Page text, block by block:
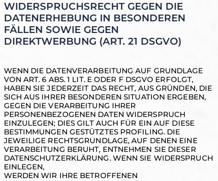
WIDERSPRUCHSRECHT GEGEN DIE
DATENERHEBUNG IN BESONDEREN
FÄLLEN SOWIE GEGEN
DIREKTWERBUNG (ART. 21 DSGVO)
WENN DIE DATENVERARBEITUNG AUF GRUNDLAGE
VON ART. 6 ABS. 1 LIT. E ODER F DSGVO ERFOLGT,
HABEN SIE JEDERZEIT DAS RECHT, AUS GRÜNDEN, DIE
SICH AUS IHRER BESONDEREN SITUATION ERGEBEN,
GEGEN DIE VERARBEITUNG IHRER
PERSONENBEZOGENEN DATEN WIDERSPRUCH
EINZULEGEN; DIES GILT AUCH FÜR EIN AUF DIESE
BESTIMMUNGEN GESTÜTZTES PROFILING. DIE
JEWEILIGE RECHTSGRUNDLAGE, AUF DENEN EINE
VERARBEITUNG BERUHT, ENTNEHMEN SIE DIESER
DATENSCHUTZERKLÄRUNG. WENN SIE WIDERSPRUCH
EINLEGEN,
WERDEN WIR IHRE BETROFFENEN